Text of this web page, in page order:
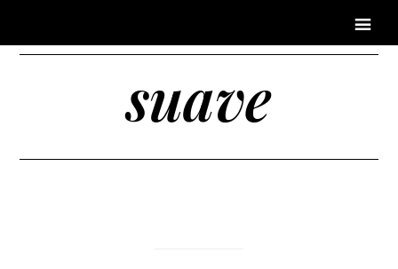
suave